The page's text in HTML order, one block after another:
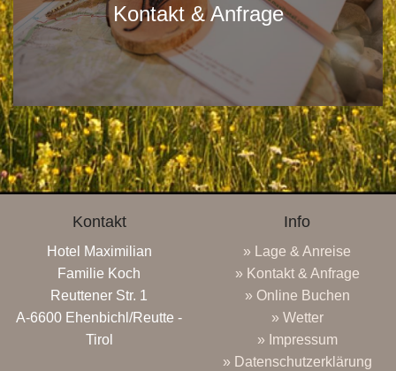
Kontakt & Anfrage
Kontakt
Hotel Maximilian
Familie Koch
Reuttener Str. 1
A-6600 Ehenbichl/Reutte -
Tirol
Info
» Lage & Anreise
» Kontakt & Anfrage
» Online Buchen
» Wetter
» Impressum
» Datenschutzerklärung